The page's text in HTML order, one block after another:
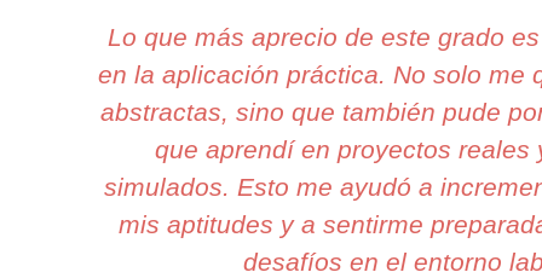
Lo que más aprecio de este grado
en la aplicación práctica. No solo me
abstractas, sino que también pude
que aprendí en proyectos reales
simulados. Esto me ayudó a
mis aptitudes y a sentirme
desafíos en el entorno